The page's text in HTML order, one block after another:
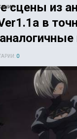
сцены из
в
0